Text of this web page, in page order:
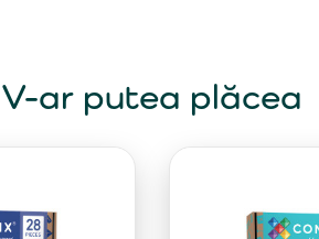
V-ar putea plăcea